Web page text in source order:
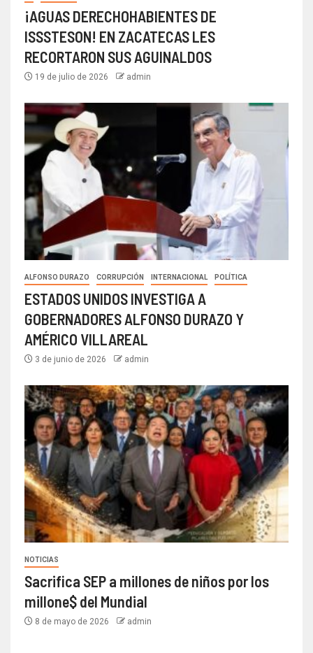
¡AGUAS DERECHOHABIENTES DE
ISSSTESON! EN ZACATECAS LES
RECORTARON SUS AGUINALDOS
19 de julio de 2026 admin
ALFONSO DURAZO CORRUPCIÓN INTERNACIONAL POLÍTICA
ESTADOS UNIDOS INVESTIGA A
GOBERNADORES ALFONSO DURAZO Y
AMÉRICO VILLAREAL
3 de junio de 2026 admin
NOTICIAS
Sacrifica SEP a millones de niños por los
millone$ del Mundial
8 de mayo de 2026 admin